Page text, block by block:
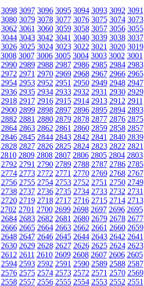
3098 3097 3096 3095 3094 3093 3092 3091
3080 3079 3078 3077 3076 3075 3074 3073
3062 3061 3060 3059 3058 3057 3056 3055
3044 3043 3042 3041 3040 3039 3038 3037
3026 3025 3024 3023 3022 3021 3020 3019
3008 3007 3006 3005 3004 3003 3002 3001
2990 2989 2988 2987 2986 2985 2984 2983
2972 2971 2970 2969 2968 2967 2966 2965
2954 2953 2952 2951 2950 2949 2948 2947
2936 2935 2934 2933 2932 2931 2930 2929
2918 2917 2916 2915 2914 2913 2912 2911
2900 2899 2898 2897 2896 2895 2894 2893
2882 2881 2880 2879 2878 2877 2876 2875
2864 2863 2862 2861 2860 2859 2858 2857
2846 2845 2844 2843 2842 2841 2840 2839
2828 2827 2826 2825 2824 2823 2822 2821
2810 2809 2808 2807 2806 2805 2804 2803
2792 2791 2790 2789 2788 2787 2786 2785
2774 2773 2772 2771 2770 2769 2768 2767
2756 2755 2754 2753 2752 2751 2750 2749
2738 2737 2736 2735 2734 2733 2732 2731
2720 2719 2718 2717 2716 2715 2714 2713
2702 2701 2700 2699 2698 2697 2696 2695
2684 2683 2682 2681 2680 2679 2678 2677
2666 2665 2664 2663 2662 2661 2660 2659
2648 2647 2646 2645 2644 2643 2642 2641
2630 2629 2628 2627 2626 2625 2624 2623
2612 2611 2610 2609 2608 2607 2606 2605
2594 2593 2592 2591 2590 2589 2588 2587
2576 2575 2574 2573 2572 2571 2570 2569
2558 2557 2556 2555 2554 2553 2552 2551